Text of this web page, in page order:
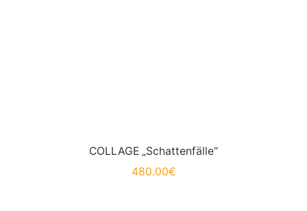
COLLAGE „Schattenfälle“
480.00€